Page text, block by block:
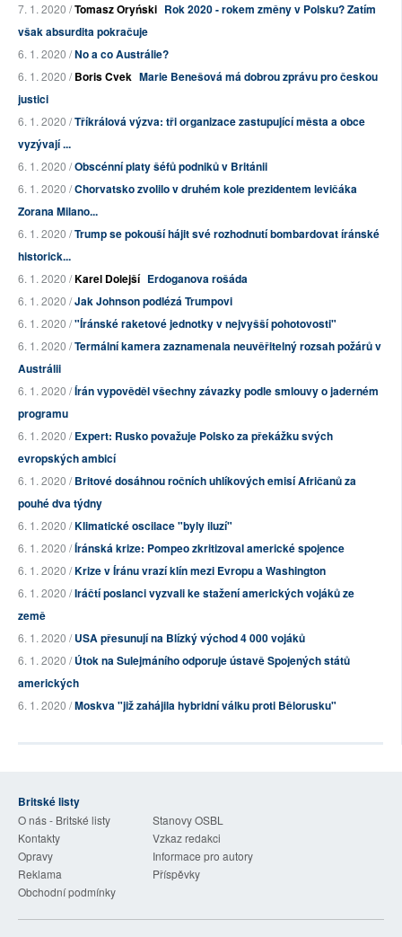
7. 1. 2020 /Tomasz Oryński Rok 2020 - rokem změny v Polsku? Zatím
však absurdita pokračuje
6. 1. 2020 /No a co Austrálie?
6. 1. 2020 /Boris Cvek Marie Benešová má dobrou zprávu pro českou
justici
6. 1. 2020 /Tříkrálová výzva: tři organizace zastupující města a obce
vyzývají ...
6. 1. 2020 /Obscénní platy šéfů podniků v Británii
6. 1. 2020 /Chorvatsko zvolilo v druhém kole prezidentem levičáka
Zorana Milano...
6. 1. 2020 /Trump se pokouší hájit své rozhodnutí bombardovat íránské
historick...
6. 1. 2020 /Karel Dolejší Erdoganova rošáda
6. 1. 2020 /Jak Johnson podlézá Trumpovi
6. 1. 2020 /"Íránské raketové jednotky v nejvyšší pohotovosti"
6. 1. 2020 /Termální kamera zaznamenala neuvěřitelný rozsah požárů v
Austrálii
6. 1. 2020 /Írán vypověděl všechny závazky podle smlouvy o jaderném
programu
6. 1. 2020 /Expert: Rusko považuje Polsko za překážku svých
evropských ambicí
6. 1. 2020 /Britové dosáhnou ročních uhlíkových emisí Afričanů za
pouhé dva týdny
6. 1. 2020 /Klimatické oscilace "byly iluzí"
6. 1. 2020 /Íránská krize: Pompeo zkritizoval americké spojence
6. 1. 2020 /Krize v Íránu vrazí klín mezi Evropu a Washington
6. 1. 2020 /Iráčtí poslanci vyzvali ke stažení amerických vojáků ze
země
6. 1. 2020 /USA přesunují na Blízký východ 4 000 vojáků
6. 1. 2020 /Útok na Sulejmáního odporuje ústavě Spojených států
amerických
6. 1. 2020 /Moskva "již zahájila hybridní válku proti Bělorusku"
Britské listy
O nás - Britské listy
Stanovy OSBL
Kontakty
Vzkaz redakci
Opravy
Informace pro autory
Reklama
Příspěvky
Obchodní podmínky